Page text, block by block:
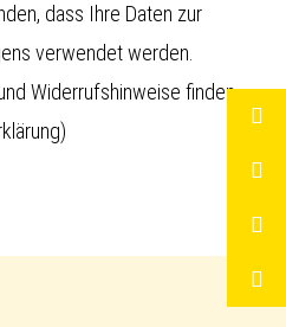
dass Ihre Daten zur
verwendet werden.
Widerrufshinweise finden
)